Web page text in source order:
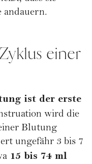
andauern.
einer
ist der erste
wird die
Blutung
ungefähr 3 bis 7
15 bis 74 ml